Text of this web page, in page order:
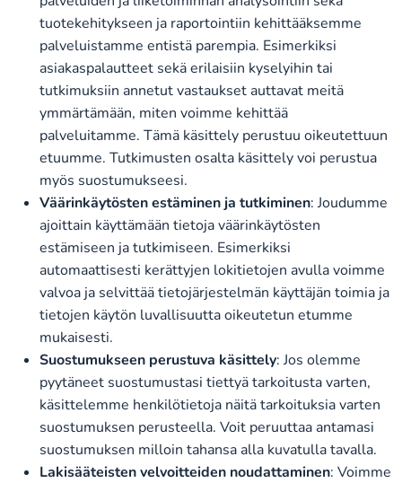
tuotekehitykseen ja raportointiin kehittääksemme
palveluistamme entistä parempia. Esimerkiksi
asiakaspalautteet sekä erilaisiin kyselyihin tai
tutkimuksiin annetut vastaukset auttavat meitä
ymmärtämään, miten voimme kehittää
palveluitamme. Tämä käsittely perustuu oikeutettuun
etuumme. Tutkimusten osalta käsittely voi perustua
myös suostumukseesi.
Väärinkäytösten estäminen ja tutkiminen: Joudumme
ajoittain käyttämään tietoja väärinkäytösten
estämiseen ja tutkimiseen. Esimerkiksi
automaattisesti kerättyjen lokitietojen avulla voimme
valvoa ja selvittää tietojärjestelmän käyttäjän toimia ja
tietojen käytön luvallisuutta oikeutetun etumme
mukaisesti.
Suostumukseen perustuva käsittely: Jos olemme
pyytäneet suostumustasi tiettyä tarkoitusta varten,
käsittelemme henkilötietoja näitä tarkoituksia varten
suostumuksen perusteella. Voit peruuttaa antamasi
suostumuksen milloin tahansa alla kuvatulla tavalla.
Lakisääteisten velvoitteiden noudattaminen: Voimme